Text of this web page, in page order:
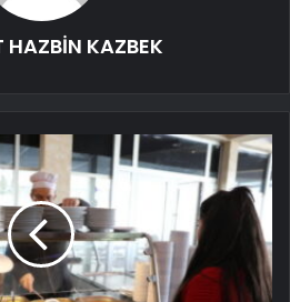
HAZBİN KAZBEK